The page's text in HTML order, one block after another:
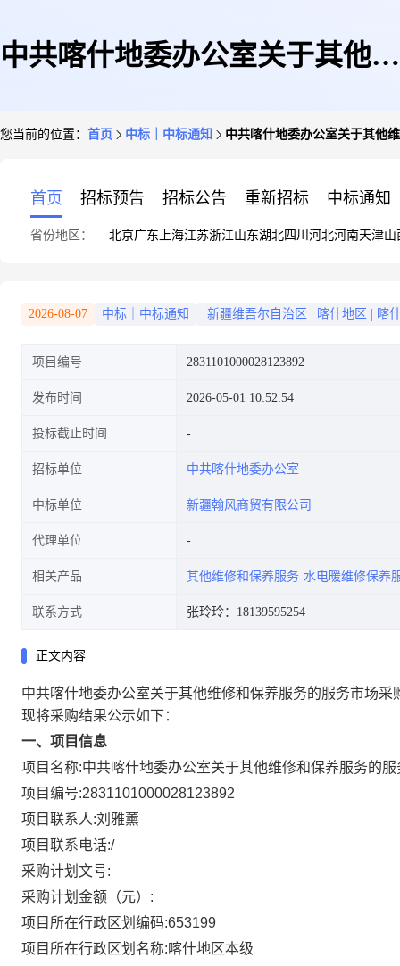
中共喀什地委办公室关于其他维
您当前的位置： 首页 中标｜中标通知 中共喀什地委办公室关于其他
首页 招标预告 招标公告 重新招标 中标通知
省份地区： 北京广东 上海江苏浙江山东湖北四川 河北河南天津山
2026-08-07 中标｜中标通知 新疆维吾尔自治区 喀什地区 喀
项目编号 2831101000028123892
发布时间 2026-05-01 10:52:54
投标截止时间
招标单位 中共喀什地委办公室
中标单位 新疆翰风商贸有限公司
代理单位
相关产品 其他维修和保养服务 水电暖维修保养
联系方式 张玲玲：18139595254
正文内容
中共喀什地委办公室关于其他维修和保养服务的服务市场采
现将采购结果公示如下：
一、项目信息
项目名称:中共喀什地委办公室关于其他维修和保养服务的
项目编号:2831101000028123892
项目联系人:刘雅薰
项目联系电话:/
采购计划文号:
采购计划金额（元）:
项目所在行政区划编码:653199
项目所在行政区划名称:喀什地区本级